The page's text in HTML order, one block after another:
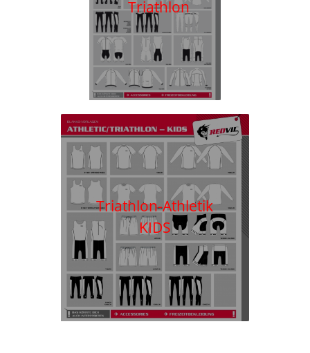
Triathlon
Triathlon-Athletik
KIDS